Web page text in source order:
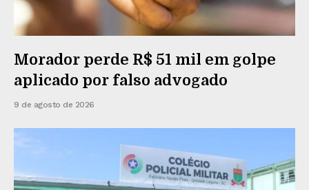
Morador perde R$ 51 mil em golpe
aplicado por falso advogado
9 de agosto de 2026